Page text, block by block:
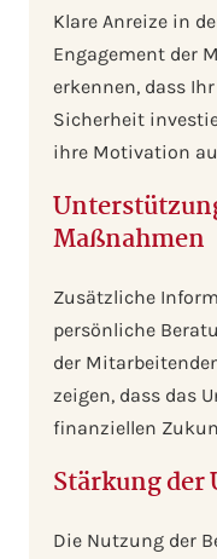
Klare Anreize in
Engagement der
erkennen, dass
Sicherheit
ihre Motivation
Maßnahmen
Zusätzliche
persönliche
der
zeigen, dass das
finanziellen
Stärkung
Die Nutzung der